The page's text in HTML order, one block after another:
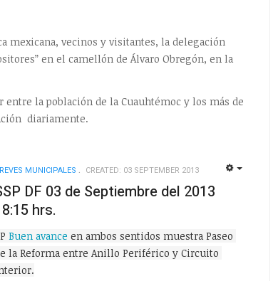
mexicana, vecinos y visitantes, la delegación
en el camellón de Álvaro Obregón, en la
la población de la Cuauhtémoc y los más de
diariamente.
MUNICIPALES CREATED: 03 SEPTEMBER 2013
DF 03 de Septiembre del 2013
hrs.
Buen avance en ambos sentidos muestra Paseo
la Reforma entre Anillo Periférico y Circuito